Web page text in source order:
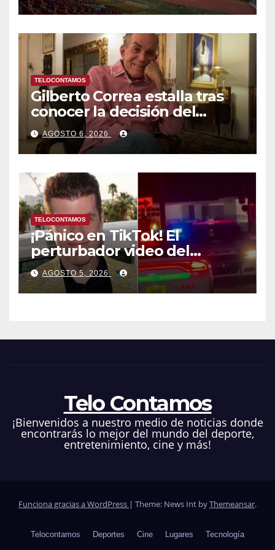
TELOCONTAMOS
Gilberto Correa estalla tras
conocer la decisión del
tribunal en su caso
AGOSTO 6, 2026
TELOCONTAMOS
¡Pánico en TikTok! El
perturbador video del
famoso influencer Perez
Hilton que obligó a sus fans a
pedir ayuda médica
AGOSTO 5, 2026
Telo Contamos
¡Bienvenidos a nuestro medio de noticias donde
encontrarás lo mejor del mundo del deporte,
entretenimiento, cine y más!
Funciona gracias a WordPress | Theme: News Int byThemeansar.
Telocontamos Deportes Cine Lugares Tecnología